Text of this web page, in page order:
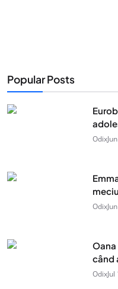
Popular Posts
Odix
Odix
când
Odix